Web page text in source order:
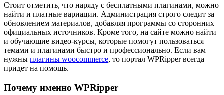
Стоит отметить, что наряду с бесплатными плагинами, можно
найти и платные вариации. Администрация строго следит за
обновлением материалов, добавляя программы со сторонних
официальных источников. Кроме того, на сайте можно найти
и обучающие видео-курсы, которые помогут пользоваться
темами и плагинами быстро и профессионально. Если вам
нужны плагины woocommerce, то портал WPRipper всегда
придет на помощь.
Почему именно WPRipper